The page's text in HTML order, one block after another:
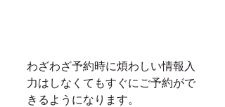
わざわざ予約時に煩わしい情報入
力はしなくてもすぐにご予約がで
きるようになります。